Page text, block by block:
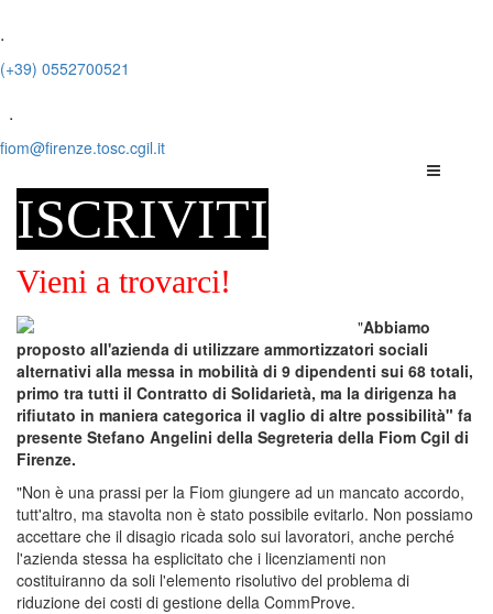
.
(+39) 0552700521
.
fiom@firenze.tosc.cgil.it
ISCRIVITI
Vieni a trovarci!
"Abbiamo
proposto all'azienda di utilizzare ammortizzatori sociali
alternativi alla messa in mobilità di 9 dipendenti sui 68 totali,
primo tra tutti il Contratto di Solidarietà, ma la dirigenza ha
rifiutato in maniera categorica il vaglio di altre possibilità" fa
presente Stefano Angelini della Segreteria della Fiom Cgil di
Firenze.
"Non è una prassi per la Fiom giungere ad un mancato accordo,
tutt'altro, ma stavolta non è stato possibile evitarlo. Non possiamo
accettare che il disagio ricada solo sui lavoratori, anche perché
l'azienda stessa ha esplicitato che i licenziamenti non
costituiranno da soli l'elemento risolutivo del problema di
riduzione dei costi di gestione della CommProve.